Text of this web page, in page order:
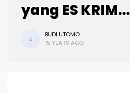
yang ES KRIM...
B
BUDI UTOMO
15 YEARS AGO